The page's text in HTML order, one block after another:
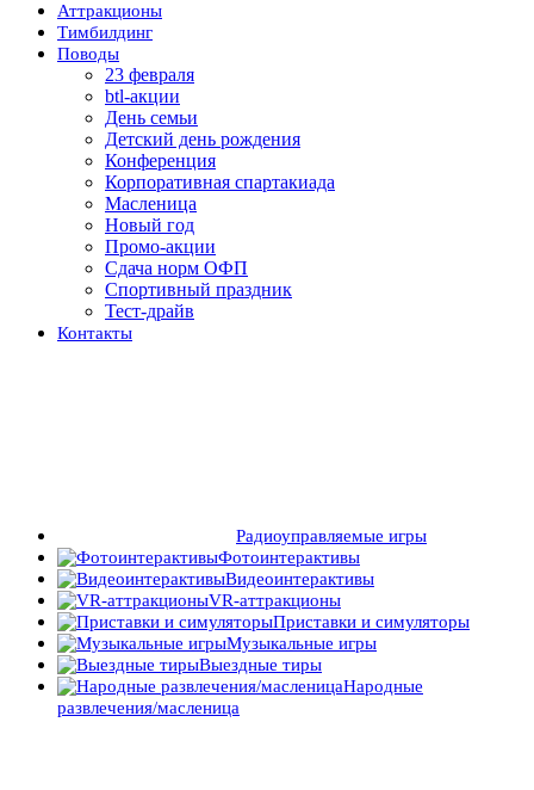
Аттракционы
Тимбилдинг
Поводы
23 февраля
btl-акции
День семьи
Детский день рождения
Конференция
Корпоративная спартакиада
Масленица
Новый год
Промо-акции
Сдача норм ОФП
Спортивный праздник
Тест-драйв
Контакты
Радиоуправляемые игры
Фотоинтерактивы
Видеоинтерактивы
VR-аттракционы
Приставки и симуляторы
Музыкальные игры
Выездные тиры
Народные
развлечения/масленица